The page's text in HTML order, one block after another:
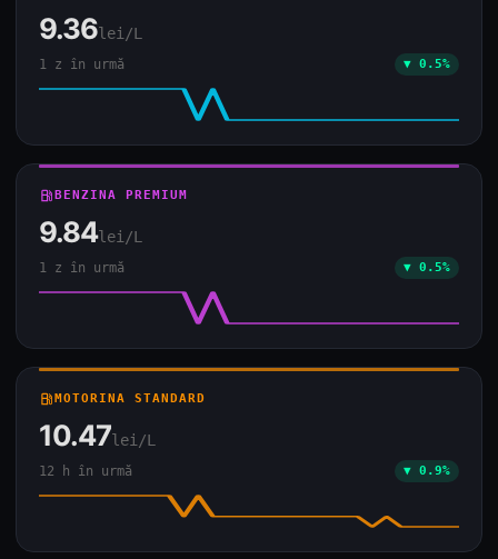
9.36lei/L
1 z în urmă ▼ 0.5%
local_gas_stationBENZINA PREMIUM
9.84lei/L
1 z în urmă ▼ 0.5%
local_gas_stationMOTORINA STANDARD
10.47lei/L
12 h în urmă ▼ 0.9%